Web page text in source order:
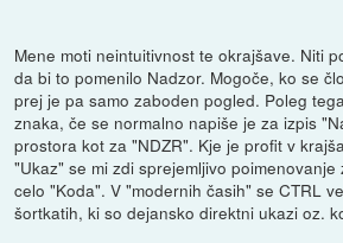
Mene moti neintuitivnost te okrajšave. Niti
da bi to pomenilo Nadzor. Mogoče, ko se
prej je pa samo zaboden pogled. Poleg
znaka, če se normalno napiše je za izpis
prostora kot za "NDZR". Kje je profit v
"Ukaz" se mi zdi sprejemljivo
celo "Koda". V "modernih časih" se CTRL
šortkatih, ki so dejansko direktni ukazi oz.